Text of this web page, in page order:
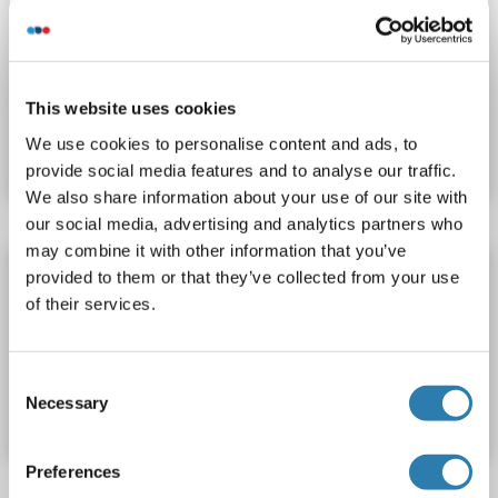
This website uses cookies
We use cookies to personalise content and ads, to
provide social media features and to analyse our traffic.
We also share information about your use of our site with
our social media, advertising and analytics partners who
may combine it with other information that you’ve
provided to them or that they’ve collected from your use
of their services.
Selection
Necessary
Preferences
Produktnummer ABIN456632
Datenblatt Details
TLR10 ELISA Kit
TLR10 Reaktivität: Rind (Kuh)
Datenblatt